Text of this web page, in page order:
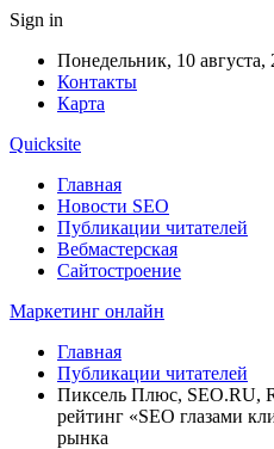
Sign in
Понедельник, 10 августа,
Контакты
Карта
Quicksite
Главная
Новости SEO
Публикации читателей
Вебмастерская
Сайтостроение
Маркетинг онлайн
Главная
Публикации читателей
Пиксель Плюс, SEO.RU,
рейтинг «SEO глазами
рынка